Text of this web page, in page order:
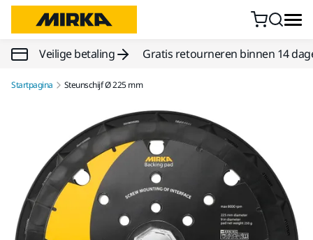
Doorgaan naar inhoud
Veilige betaling Gratis retourneren binnen 14
Startpagina Steunschijf Ø 225 mm